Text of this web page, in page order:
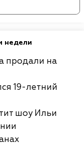
недели
продали на
19-летний
шоу Ильи